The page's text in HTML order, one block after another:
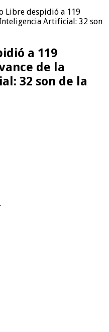
Libre despidió a 119
Artificial: 32 son
a 119
de la
32 son de la